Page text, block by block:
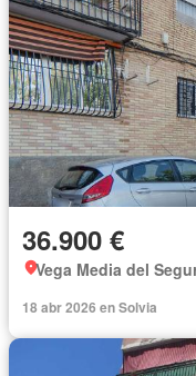
36.900 €
Vega Media del
18 abr 2026 en Solvia